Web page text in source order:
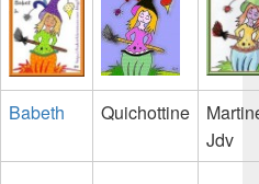
Babeth Quichottine
Jdv